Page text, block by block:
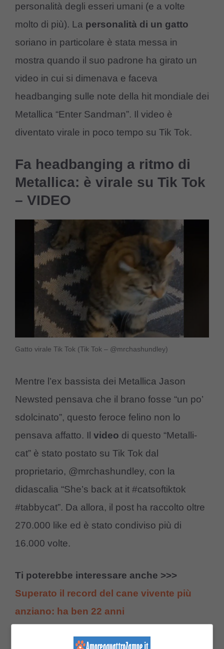
personalità degli esseri umani (e a volte
molto di più). La personalità di un gatto
soriano in particolare è stata messa in
mostra quando il suo padrone ha girato un
video in cui si dimenava e faceva
headbanging sulle note della hit mondiale dei
Metallica “Enter Sandman”. Il video è
diventato virale in poco tempo su Tik Tok.
Fa headbanging a ritmo di
Metallica: è virale su Tik Tok
– VIDEO
Gatto virale Tik Tok (Tik Tok – @mrchashundley)
Mentre l’ex bassista dei Metallica Jason
Newsted pensava che il brano fosse “un po’
sdolcinato”, questo feroce felino non lo
pensava affatto. Il video di questo “Metalli-
cat” è stato postato su Tik Tok dal
proprietario, @mrchashundley, con la
didascalia “She’s back at it #catsoftiktok
#tabbycat”. Da allora, il post ha raccolto oltre
270.000 like ed è stato condiviso più di
16.000 volte.
Ti poterebbe interessare anche >>>
Superato il record del cane vivente più
anziano: ha ben 22 anni
Il videoclip ha ricevuto anche numerosi